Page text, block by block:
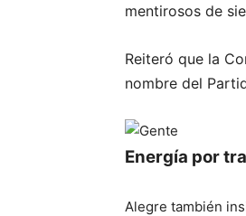
mentirosos de
Reiteró que la
nombre del
Energía por
Alegre también